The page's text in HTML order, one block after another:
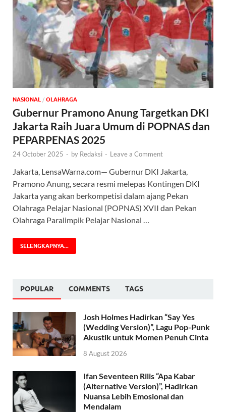
NASIONAL / OLAHRAGA
Gubernur Pramono Anung Targetkan DKI
Jakarta Raih Juara Umum di POPNAS dan
PEPARPENAS 2025
24 October 2025 - by Redaksi - Leave a Comment
Jakarta, LensaWarna.com— Gubernur DKI Jakarta,
Pramono Anung, secara resmi melepas Kontingen DKI
Jakarta yang akan berkompetisi dalam ajang Pekan
Olahraga Pelajar Nasional (POPNAS) XVII dan Pekan
Olahraga Paralimpik Pelajar Nasional …
SELENGKAPNYA...
POPULAR COMMENTS TAGS
Josh Holmes Hadirkan “Say Yes
(Wedding Version)”, Lagu Pop-Punk
Akustik untuk Momen Penuh Cinta
8 August 2026
Ifan Seventeen Rilis “Apa Kabar
(Alternative Version)”, Hadirkan
Nuansa Lebih Emosional dan
Mendalam